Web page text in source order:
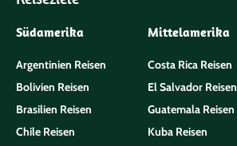
Südamerika
Argentinien Reisen
Bolivien Reisen
Brasilien Reisen
Chile Reisen
Mittelamerika
Costa Rica Reisen
El Salvador Reisen
Guatemala Reisen
Kuba Reisen